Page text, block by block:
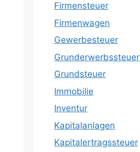
Firmensteuer
Firmenwagen
Gewerbesteuer
Grunderwerbssteuer
Grundsteuer
Immobilie
Inventur
Kapitalanlagen
Kapitalertragssteuer